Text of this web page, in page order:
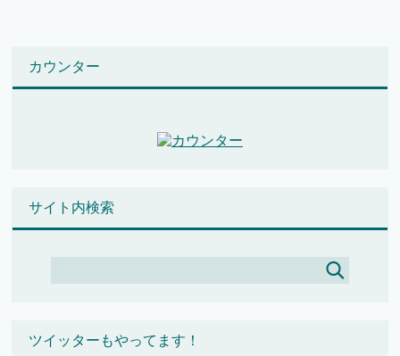
カウンター
サイト内検索
ツイッターもやってます！